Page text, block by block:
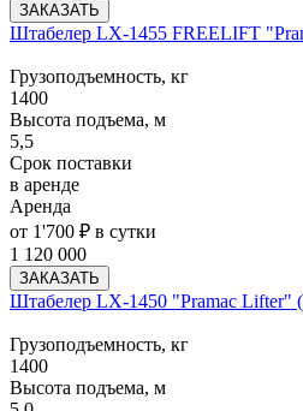
ЗАКАЗАТЬ
Штабелер LX-1455 FREELIFT
Грузоподъемность, кг
1400
Высота подъема, м
5,5
Срок поставки
в аренде
Аренда
от 1'700 ₽ в сутки
1 120 000
ЗАКАЗАТЬ
Штабелер LX-1450 "Pramac Lifter"
Грузоподъемность, кг
1400
Высота подъема, м